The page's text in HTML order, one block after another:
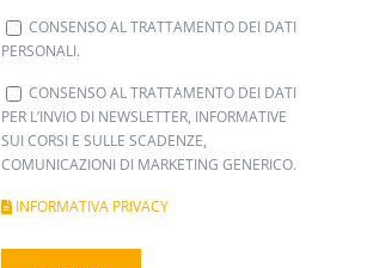
CONSENSO AL TRATTAMENTO DEI DATI
PERSONALI.
CONSENSO AL TRATTAMENTO DEI DATI
PER L’INVIO DI NEWSLETTER, INFORMATIVE
SUI CORSI E SULLE SCADENZE,
COMUNICAZIONI DI MARKETING GENERICO.
INFORMATIVA PRIVACY